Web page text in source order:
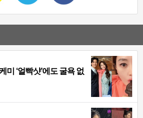
미 ‘얼빡샷’에도 굴욕 없